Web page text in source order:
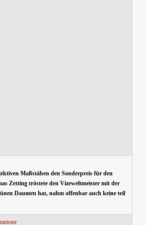
Maßstäben den Sonderpreis für den
Zetting tröstete den Vizeweltmeister mit der
Daumen hat, nahm offenbar auch keine teil